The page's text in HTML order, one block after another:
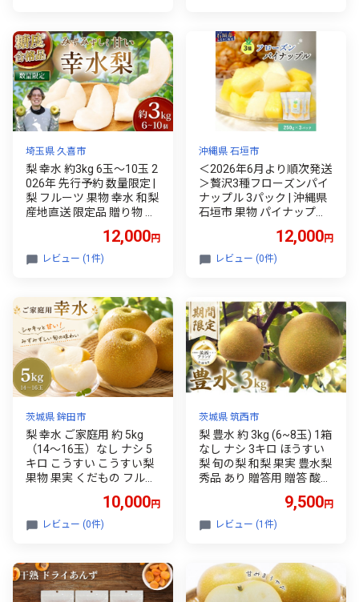
埼玉県 久喜市
梨 幸水 約3kg 6玉～10玉 2
026年 先行予約 数量限定 |
梨 フルーツ 果物 幸水 和梨
産地直送 限定品 贈り物 新
フト 風味豊か 香り 上品 甘
い 限定 果樹 旬 ジューシー
12,000円
レビュー (1件)
沖縄県 石垣市
＜2026年6月より順次発送
＞贅沢3種フローズンパイ
ナップル 3パック | 沖縄県
石垣市 果物 パイナップル
12,000円
レビュー (0件)
茨城県 鉾田市
梨 幸水 ご家庭用 約 5kg
（14～16玉）なし ナシ 5
キロ こうすい こうすい梨
果物 果実 くだもの フルー
10,000円
レビュー (0件)
茨城県 筑西市
梨 豊水 約 3kg (6~8玉) 1箱
なし ナシ 3キロ ほうすい
梨 旬の梨 和梨 果実 豊水梨
秀品 あり 贈答用 贈答 酸味
り 果物 くだもの デザート
フルーツ fruit nasi 2026年
産品 茨城県産 JA 北つくば
関東 茨城 筑西
9,500円
レビュー (1件)